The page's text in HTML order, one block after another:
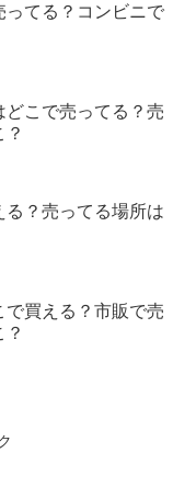
ってる？コンビニで
どこで売ってる？売
る？売ってる場所は
で買える？市販で売